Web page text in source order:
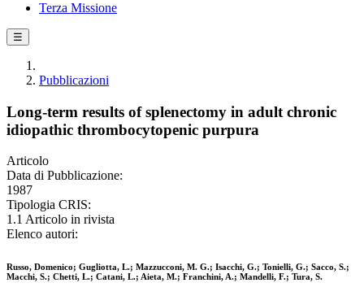
Terza Missione
☰
Pubblicazioni
Long-term results of splenectomy in adult chronic
idiopathic thrombocytopenic purpura
Articolo
Data di Pubblicazione:
1987
Tipologia CRIS:
1.1 Articolo in rivista
Elenco autori:
Russo, Domenico; Gugliotta, L.; Mazzucconi, M. G.; Isacchi, G.; Tonielli, G.; Sacco, S.;
Macchi, S.; Chetti, L.; Catani, L.; Aieta, M.; Franchini, A.; Mandelli, F.; Tura, S.